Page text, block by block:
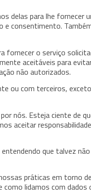
delas para lhe fornecer
e consentimento.
fornecer o serviço
aceitáveis ​​para
não autorizados.
ou com terceiros, exceto
nós. Esteja ciente de
aceitar
que talvez não
práticas em torno de
como lidamos com dados